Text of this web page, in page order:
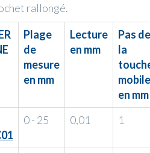
rallongé.
Plage
de
mesure
en mm
Lecture
en mm
Pas de
la
mobile
en mm
0 - 25 0,01 1